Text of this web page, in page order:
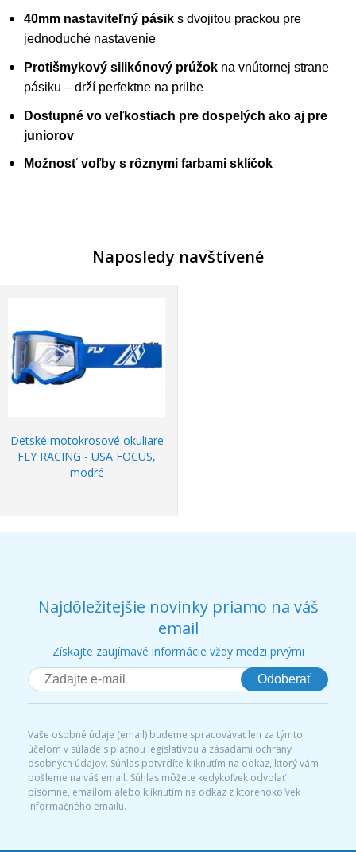
40mm nastaviteľný pásik s dvojitou prackou pre
jednoduché nastavenie
Protišmykový silikónový prúžok na vnútornej strane
pásiku – drží perfektne na prilbe
Dostupné vo veľkostiach pre dospelých ako aj pre
juniorov
Možnosť voľby s rôznymi farbami sklíčok
Naposledy navštívené
Detské motokrosové okuliare
FLY RACING - USA FOCUS,
modré
Najdôležitejšie novinky priamo na váš
email
Získajte zaujímavé informácie vždy medzi prvými
Odoberať
Vaše osobné údaje (email) budeme spracovávať len za týmto
účelom v súlade s platnou legislatívou a zásadami ochrany
osobných údajov. Súhlas potvrdíte kliknutím na odkaz, ktorý vám
pošleme na váš email. Súhlas môžete kedykoľvek odvolať
písomne, emailom alebo kliknutím na odkaz z ktoréhokoľvek
informačného emailu.